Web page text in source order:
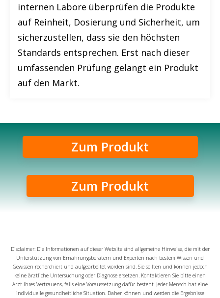
internen Labore überprüfen die Produkte
auf Reinheit, Dosierung und Sicherheit, um
sicherzustellen, dass sie den höchsten
Standards entsprechen. Erst nach dieser
umfassenden Prüfung gelangt ein Produkt
auf den Markt.
Zum Produkt
Zum Produkt
Disclaimer: Die Informationen auf dieser Website sind allgemeine Hinweise, die mit der
Unterstützung von Ernährungsberatern und Experten nach bestem Wissen und
Gewissen recherchiert und aufgearbeitet worden sind. Sie sollten und können jedoch
keine ärztliche Untersuchung oder Diagnose ersetzen. Kontaktieren Sie bitte einen
Arzt Ihres Vertrauens, falls eine Voraussetzung dafür besteht. Jeder Mensch hat eine
individuelle gesundheitliche Situation. Daher können und werden die Ergebnisse